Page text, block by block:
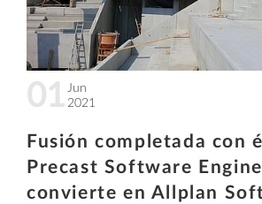
01 Jun
2021
Fusión completada con
Precast Software
convierte en Allplan